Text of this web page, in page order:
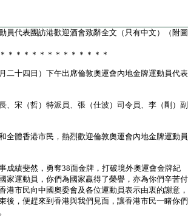
員代表團訪港歡迎酒會致辭全文（只有中文）（附圖
＊＊＊＊＊＊＊＊＊＊＊＊＊
十四日）下午出席倫敦奧運會內地金牌運動員代表
、宋（哲）特派員、張（仕波）司令員、李（剛）副
體香港市民，熱烈歡迎倫敦奧運會內地金牌運動員
績斐然，勇奪38面金牌，打破境外奧運會金牌紀
家運動員，你們為國家贏得了榮譽，亦為你們辛苦付
港市民向中國奧委會及各位運動員表示由衷的謝意，
後，便趕來到香港與我們見面，讓香港市民一睹你們